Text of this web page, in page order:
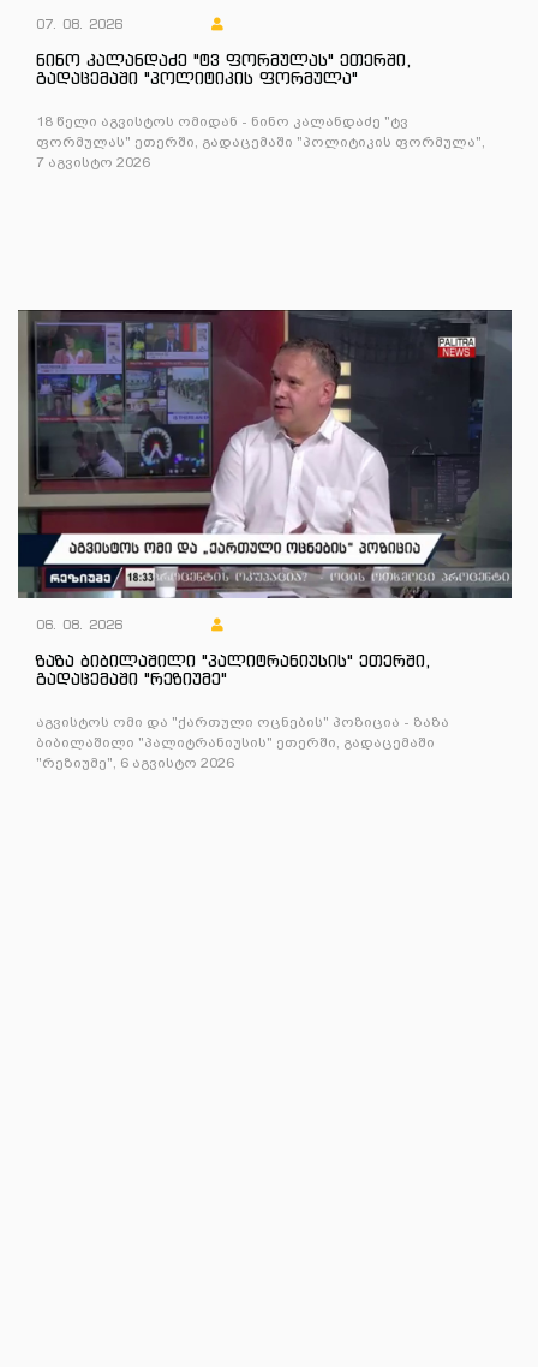
07. 08. 2026
ნინო კალანდაძე "ტვ ფორმულას" ეთერში,
გადაცემაში "პოლიტიკის ფორმულა"
18 წელი აგვისტოს ომიდან - ნინო კალანდაძე "ტვ
ფორმულას" ეთერში, გადაცემაში "პოლიტიკის ფორმულა",
7 აგვისტო 2026
06. 08. 2026
ზაზა ბიბილაშილი "პალიტრანიუსის" ეთერში,
გადაცემაში "რეზიუმე"
აგვისტოს ომი და "ქართული ოცნების" პოზიცია - ზაზა
ბიბილაშილი "პალიტრანიუსის" ეთერში, გადაცემაში
"რეზიუმე", 6 აგვისტო 2026